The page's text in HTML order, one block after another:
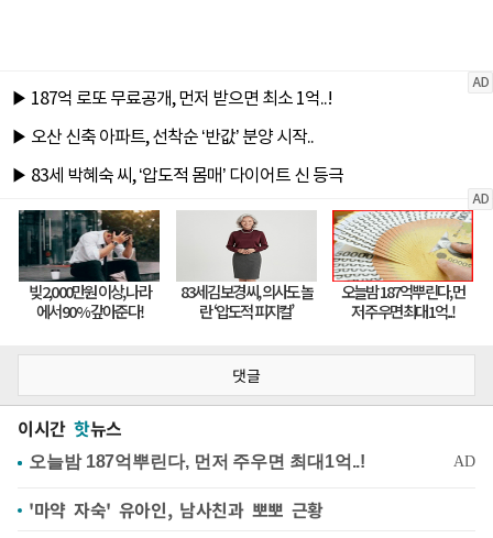
댓글
이시간 핫뉴스
'마약 자숙' 유아인, 남사친과 뽀뽀 근황